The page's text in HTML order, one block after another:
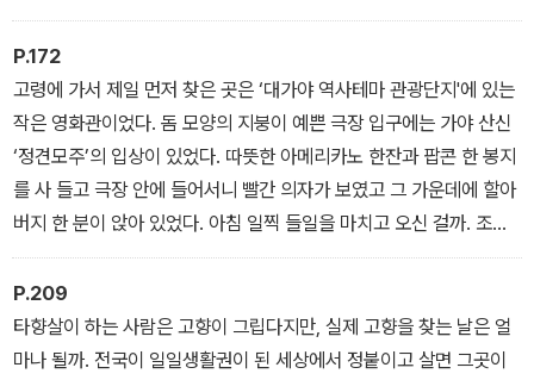
을 올리고 장갑을 꼈다. 아직 달빛이 내려앉지 않았지만, 그늘 밑은 추
웠다.
P.172
고령에 가서 제일 먼저 찾은 곳은 ‘대가야 역사테마 관광단지'에 있는
작은 영화관이었다. 돔 모양의 지붕이 예쁜 극장 입구에는 가야 산신
‘정견모주’의 입상이 있었다. 따뜻한 아메리카노 한잔과 팝콘 한 봉지
를 사 들고 극장 안에 들어서니 빨간 의자가 보였고 그 가운데에 할아
버지 한 분이 앉아 있었다. 아침 일찍 들일을 마치고 오신 걸까. 조금
있으니 어딘가 몸이 불편해 보이는 소년이 그의 엄마로 보이는 이의
손을 잡고 들어와 통로 옆 자리에 앉았다. 소년의 손에도 팝콘이 들려
있었다. 고소한 팝콘 냄새가 극장에 가득했다.
P.209
타향살이 하는 사람은 고향이 그립다지만, 실제 고향을 찾는 날은 얼
마나 될까. 전국이 일일생활권이 된 세상에서 정붙이고 살면 그곳이